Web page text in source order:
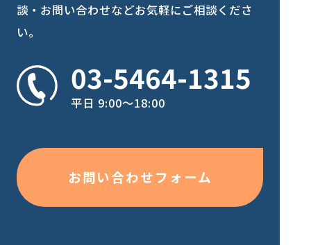
談・お問い合わせなどお気軽にご相談くださ
い。
03-5464-1315
平日 9:00〜18:00
お問い合わせフォーム